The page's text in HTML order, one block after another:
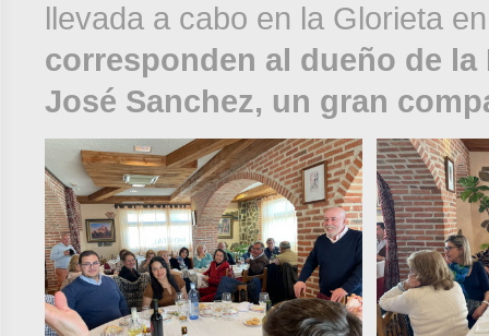
llevada a cabo en la Glorieta
corresponden al dueño de
José Sanchez, un gran